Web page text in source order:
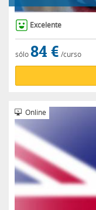
Excelente
sólo84 € /curso
Online